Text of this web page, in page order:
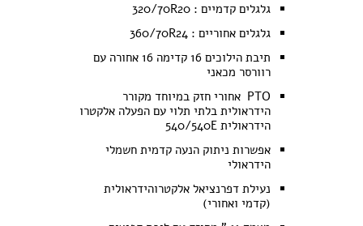
גלגלים קדמיים : 320/70R20
גלגלים אחוריים : 360/70R24
תיבת הילוכים 16 קדימה 16 אחורה עם
רוורסר מכאני
PTO אחורי חזק במיוחד מקורר
הידראולית בלתי תלוי עם הפעלה אלקטרו
הידראולית 540/540E
אפשרות ניתוק הנעה קדמית חשמלי
הידראולי
נעילת דפרנציאל אלקטרוהידראולית
(קדמי ואחורי)